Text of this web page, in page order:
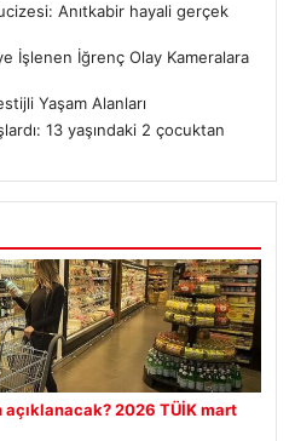
Anıtkabir hayali gerçek
İşlenen İğrenç Olay Kameralara
Yaşam Alanları
13 yaşındaki 2 çocuktan
2026 TÜİK mart